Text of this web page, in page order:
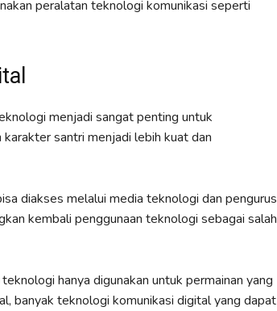
peralatan teknologi komunikasi seperti
menjadi sangat penting untuk
santri menjadi lebih kuat dan
diakses melalui media teknologi dan pengurus
kembali penggunaan teknologi sebagai salah
hanya digunakan untuk permainan yang
banyak teknologi komunikasi digital yang dapat